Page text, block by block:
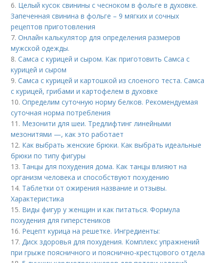
6. Целый кусок свинины с чесноком в фольге в духовке.
Запеченная свинина в фольге – 9 мягких и сочных
рецептов приготовления
7.Онлайн калькулятор для определения размеров
мужской одежды.
8.Самса с курицей и сыром. Как приготовить Самса с
курицей и сыром
9.Самса с курицей и картошкой из слоеного теста. Самса
с курицей, грибами и картофелем в духовке
10.Определим суточную норму белков. Рекомендуемая
суточная норма потребления
11. Мезонити для шеи. Тредлифтинг линейными
мезонитями —, как это работает
12. Как выбрать женские брюки. Как выбрать идеальные
брюки по типу фигуры
13. Танцы для похудения дома. Как танцы влияют на
организм человека и способствуют похудению
14. Таблетки от ожирения название и отзывы.
Характеристика
15. Виды фигур у женщин и как питаться. Формула
похудения для гиперстеников
16. Рецепт курица на решетке. Ингредиенты:
17.Диск здоровья для похудения. Комплекс упражнений
при грыже поясничного и пояснично-крестцового отдела